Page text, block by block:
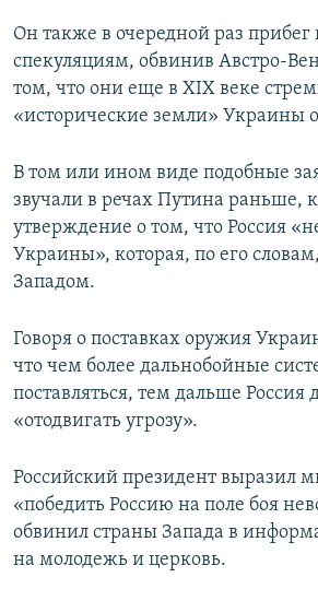
Он также в очередной раз
спекуляциям, обвинив Австро-
том, что они еще в XIX веке
«исторические земли» Украины
В том или ином виде подобные
звучали в речах Путина раньше,
утверждение о том, что Россия
Украины», которая, по его
Западом.
Говоря о поставках оружия
что чем более дальнобойные
поставляться, тем дальше Россия
«отодвигать угрозу».
Российский президент выразил
«победить Россию на поле боя
обвинил страны Запада в
на молодежь и церковь.